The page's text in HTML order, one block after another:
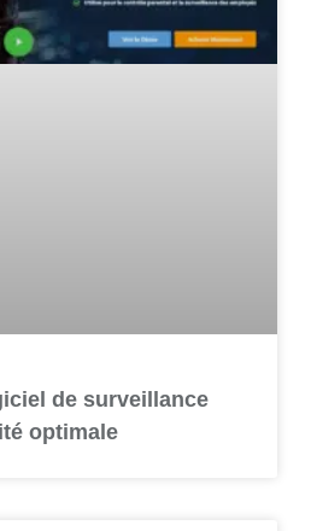
de surveillance
optimale